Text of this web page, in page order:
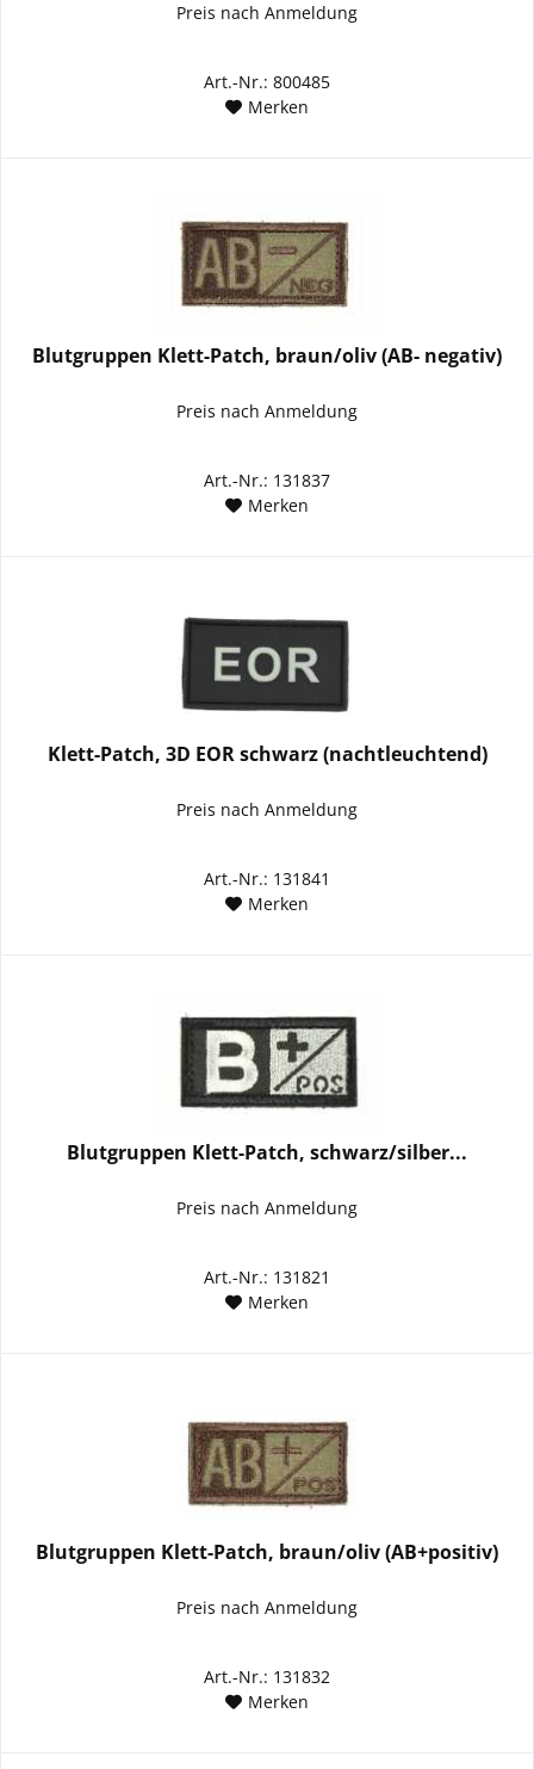
Preis nach Anmeldung
Art.-Nr.: 800485
Merken
Blutgruppen Klett-Patch, braun/oliv (AB- negativ)
Preis nach Anmeldung
Art.-Nr.: 131837
Merken
Klett-Patch, 3D EOR schwarz (nachtleuchtend)
Preis nach Anmeldung
Art.-Nr.: 131841
Merken
Blutgruppen Klett-Patch, schwarz/silber...
Preis nach Anmeldung
Art.-Nr.: 131821
Merken
Blutgruppen Klett-Patch, braun/oliv (AB+positiv)
Preis nach Anmeldung
Art.-Nr.: 131832
Merken